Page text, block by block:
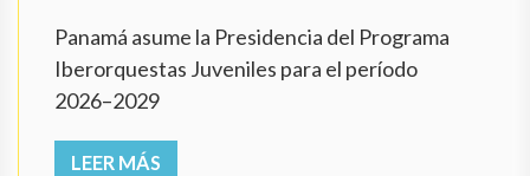
Panamá asume la Presidencia del Programa
Iberorquestas Juveniles para el período
2026–2029
LEER MÁS